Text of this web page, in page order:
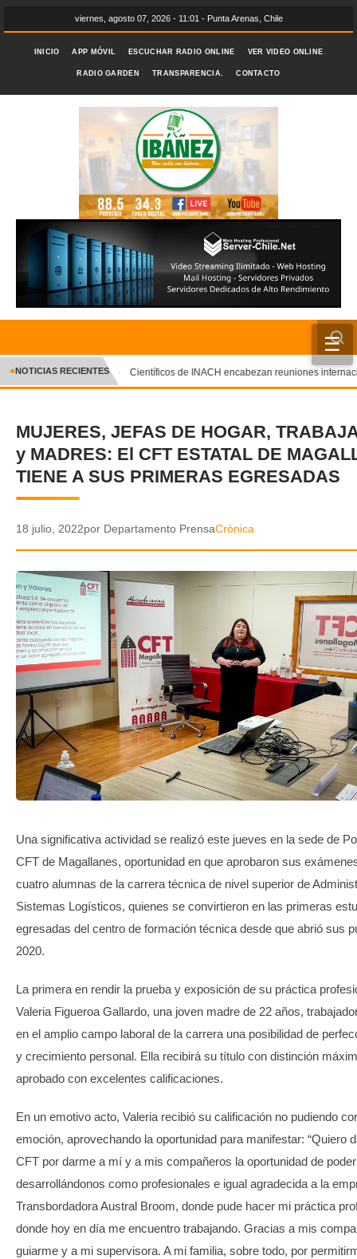
viernes, agosto 07, 2026 - 11:01 - Punta Arenas, Chile
INICIO APP MÓVIL ESCUCHAR RADIO ONLINE VER VIDEO ONLINE
RADIO GARDEN TRANSPARENCIA. CONTACTO
☰
INICIO
CRÓNICA
DEPORTES
ENTRETENIMIENTO Y CULTURA
AUDIOS
VIDEOS
GALERIA DE FOTOS
APP MÓVIL
TRANSPARENCIA
✕
●NOTICIAS RECIENTES Científicos de INACH encabezan reuniones
MUJERES, JEFAS DE HOGAR,
y MADRES: El CFT ESTATAL DE
TIENE A SUS PRIMERAS EGRESADAS
18 julio, 2022por Departamento PrensaCrónica
Una significativa actividad se realizó este jueves en la sede de
CFT de Magallanes, oportunidad en que aprobaron sus
cuatro alumnas de la carrera técnica de nivel superior de
Sistemas Logísticos, quienes se convirtieron en las primeras
egresadas del centro de formación técnica desde que abrió sus
2020.
La primera en rendir la prueba y exposición de su práctica
Valeria Figueroa Gallardo, una joven madre de 22 años,
en el amplio campo laboral de la carrera una posibilidad de
y crecimiento personal. Ella recibirá su título con distinción
aprobado con excelentes calificaciones.
En un emotivo acto, Valeria recibió su calificación no pudiendo
emoción, aprovechando la oportunidad para manifestar: “Quiero
CFT por darme a mí y a mis compañeros la oportunidad de
desarrollándonos como profesionales e igual agradecida a la
Transbordadora Austral Broom, donde pude hacer mi práctica
donde hoy en día me encuentro trabajando. Gracias a mis
guiarme y a mi supervisora. A mi familia, sobre todo, por